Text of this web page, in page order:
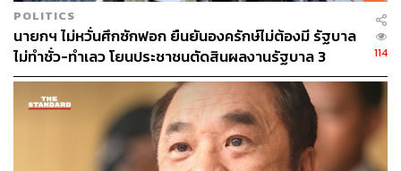
“สิ่งที่น่าสนใจคือรายงานของสถาบันวิจัยเพื่อความเสมอภาค
ทางการศึกษา (วสศ.) ได้จัดทำแบบจำลองทางเศรษฐศาสตร์
และประเมินว่านักศึกษาทั้ง 20,018 คนนี้เมื่อเรียนสำเร็จการ
ศึกษาระดับปริญญาตรี จะเกิดประโยชน์เฉพาะตัวในทันที คือ
การมีอาชีพและสร้างรายได้เลี้ยงชีพ-เลี้ยงครอบครัว ซึ่งจะ
ต่อยอดไปสู่ประโยชน์ในภาพรวมของประเทศ โดยสร้าง
มูลค่าทางเศรษฐกิจเพิ่มขึ้นถึง 66,000 ล้านบาท หรือเฉลี่ย 3.3
ล้านบาทต่อคน เกิดโอกาสหารายได้ที่สูงขึ้นกว่าการสำเร็จ
POLITICS
นายกฯ ไม่หวั่นศึกซักฟอก ยืนยันองครักษ์ไม่ต้องมี รัฐบาล
ไม่ทำชั่ว-ทำเลว โยนประชาชนตัดสินผลงานรัฐบาล 3
เดือน
114